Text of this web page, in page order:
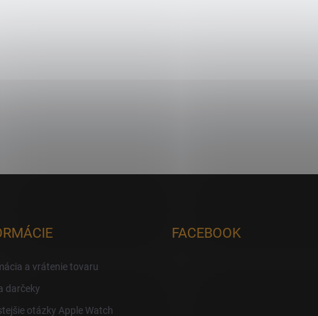
a vrátenie tovaru
darčeky
otázky Apple Watch
FACEBOOK